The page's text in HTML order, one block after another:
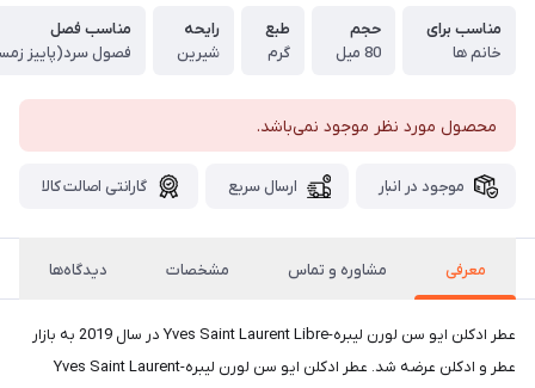
مناسب برای
خانم ها
حجم
80 میل
طبع
گرم
رایحه
شیرین
مناسب فصل
فصول سرد(پاییز
محصول مورد نظر موجود نمی‌باشد.
موجود در انبار ارسال سریع گارانتی اصالت کالا
معرفی مشاوره و تماس مشخصات دیدگاه‌ها
عطر ادکلن ایو سن لورن لیبره-Yves Saint Laurent Libre در سال 2019 به بازار
عطر و ادکلن عرضه شد. عطر ادکلن ایو سن لورن لیبره-Yves Saint Laurent